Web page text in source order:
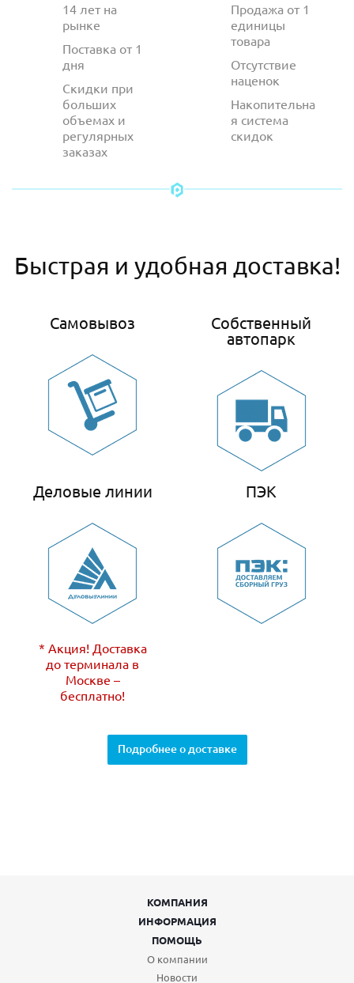
14 лет на
рынке
Поставка от 1
дня
Скидки при
больших
объемах и
регулярных
заказах
Продажа от 1
единицы
товара
Отсутствие
наценок
Накопительна
я система
скидок
Быстрая и удобная доставка!
Самовывоз
Собственный
автопарк
Деловые линии
* Акция! Доставка
до терминала в
Москве –
бесплатно!
ПЭК
Подробнее о доставке
КОМПАНИЯ
ИНФОРМАЦИЯ
ПОМОЩЬ
О компании
Новости